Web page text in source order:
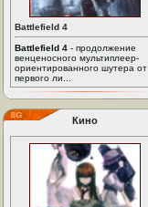
Battlefield 4
Battlefield 4 - продолжение
венценосного мультиплеер-
ориентированного шутера от
первого ли...
Кино